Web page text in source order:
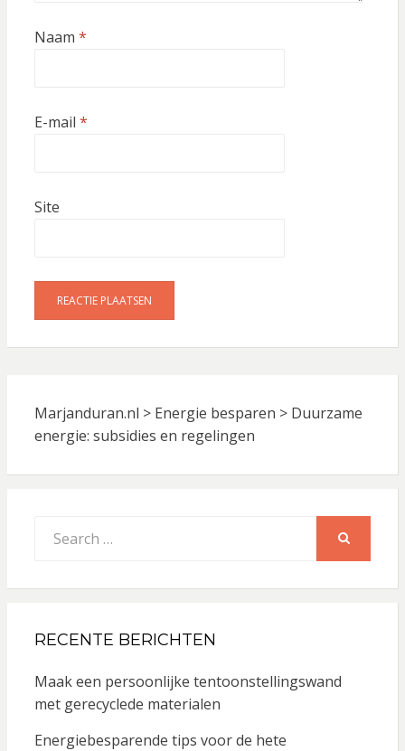
Naam *
E-mail *
Site
Marjanduran.nl > Energie besparen > Duurzame
energie: subsidies en regelingen
for:
RECENTE BERICHTEN
Maak een persoonlijke tentoonstellingswand
met gerecyclede materialen
Energiebesparende tips voor de hete